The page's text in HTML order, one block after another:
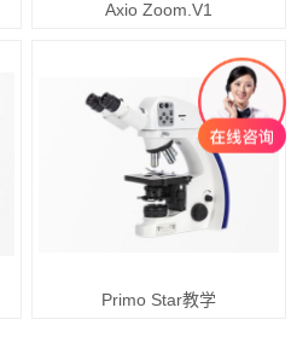
Axio Zoom.V1
Primo Star教学